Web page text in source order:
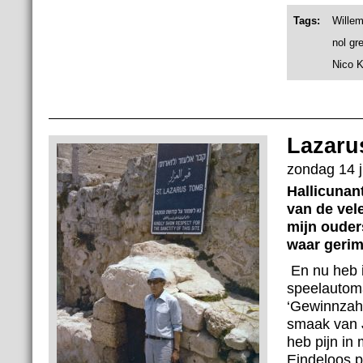
Tags:
nol
Nico
zondag 14
van de
mijn
waar
En nu heb
smaak van
heb pijn in